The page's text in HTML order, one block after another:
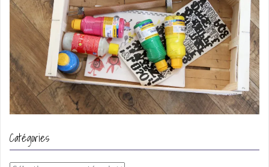
Catégories